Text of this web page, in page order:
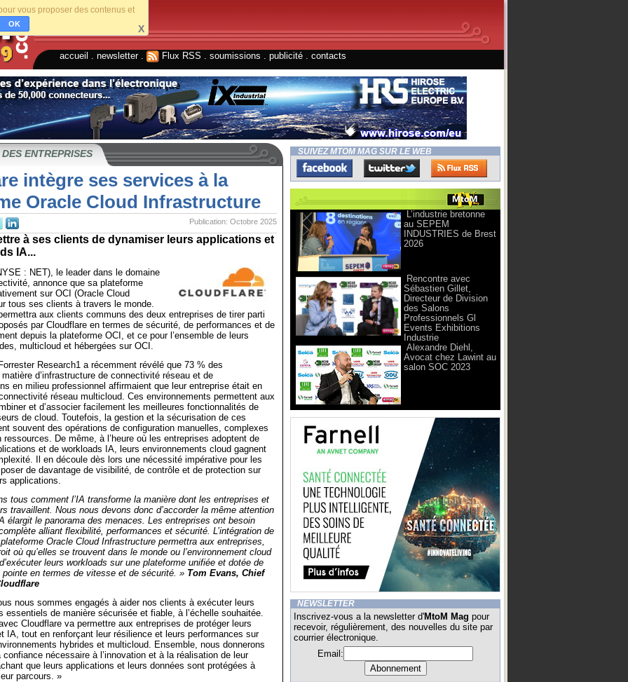
vous proposer des contenus et
OK X
accueil newsletter. Flux RSS soumissions publicité contacts
ENTREPRISES
intègre ses services à la
Oracle Cloud Infrastructure
Publication: Octobre 2025
à ses clients de dynamiser leurs applications et
IA...
: NET), le leader dans le domaine
annonce que sa plateforme
sur OCI (Oracle Cloud
tous ses clients à travers le monde.
aux clients communs des deux entreprises de tirer parti
par Cloudflare en termes de sécurité, de performances et de
depuis la plateforme OCI, et ce pour l’ensemble de leurs
multicloud et hébergées sur OCI.
Research1 a récemment révélé que 73 % des
d’infrastructure de connectivité réseau et de
en milieu professionnel affirmaient que leur entreprise était en
réseau multicloud. Ces environnements permettent aux
et d’associer facilement les meilleures fonctionnalités de
de cloud. Toutefois, la gestion et la sécurisation de ces
souvent des opérations de configuration manuelles, complexes
ressources. De même, à l’heure où les entreprises adoptent de
et de workloads IA, leurs environnements cloud gagnent
Il en découle dès lors une nécessité impérative pour les
de davantage de visibilité, de contrôle et de protection sur
applications.
tous comment l’IA transforme la manière dont les entreprises et
travaillent. Nous nous devons donc d’accorder la même attention
élargit le panorama des menaces. Les entreprises ont besoin
alliant flexibilité, performances et sécurité. L’intégration de
Oracle Cloud Infrastructure permettra aux entreprises,
où qu’elles se trouvent dans le monde ou l’environnement cloud
leurs workloads sur une plateforme unifiée et dotée de
en termes de vitesse et de sécurité. » Tom Evans, Chief
nous sommes engagés à aider nos clients à exécuter leurs
essentiels de manière sécurisée et fiable, à l’échelle souhaitée.
Cloudflare va permettre aux entreprises de protéger leurs
IA, tout en renforçant leur résilience et leurs performances sur
hybrides et multicloud. Ensemble, nous donnerons
nécessaire à l’innovation et à la réalisation de leur
que leurs applications et leurs données sont protégées à
parcours. »
SUIVEZ MTOM MAG SUR LE WEB
L’industrie bretonne
au SEPEM
INDUSTRIES de Brest
2026
Rencontre avec
Sébastien Gillet,
Directeur de Division
des Salons
Professionnels Gl
Events Exhibitions
Industrie
Alexandre Diehl,
Avocat chez Lawint au
salon SOC 2023
NEWSLETTER
Inscrivez-vous a la newsletter d'MtoM Mag pour
recevoir, régulièrement, des nouvelles du site par
courrier électronique.
Email: